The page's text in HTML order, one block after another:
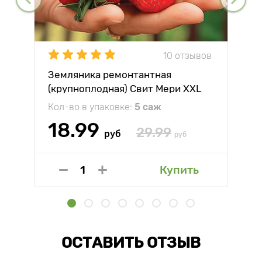
10 отзывов
Земляника ремонтантная
(крупноплодная) Свит Мери XXL
Кол-во в упаковке: 5 саж
18.99 руб 29.99 руб
Купить
ОСТАВИТЬ ОТЗЫВ